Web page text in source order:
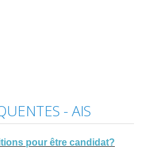
...
à fournir
- AIS
pour être candidat?